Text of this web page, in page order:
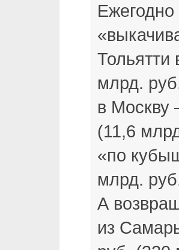
Ежегодно
млрд.
в
(11,6
«по
млрд.
А
из